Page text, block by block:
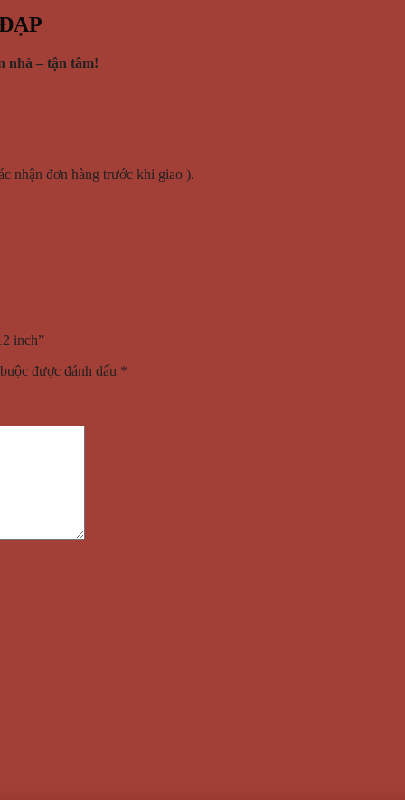
nhà – tận tâm!
nhận đơn hàng trước khi giao ).
inch”
được đánh dấu *